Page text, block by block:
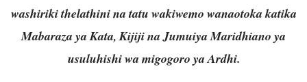
washiriki thelathini na tatu wakiwemo wanaotoka katika
Mabaraza ya Kata, Kijiji na Jumuiya Maridhiano ya
usuluhishi wa migogoro ya Ardhi.